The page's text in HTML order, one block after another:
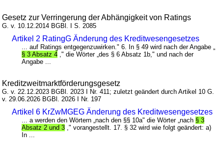
Gesetz zur Verringerung der Abhängigkeit von Ratings
G. v. 10.12.2014 BGBl. I S. 2085
Artikel 2 RatingG Änderung des Kreditwesengesetzes
... auf Ratings entgegenzuwirken." 6. In § 49 wird nach der Angabe „
§ 3 Absatz 4 ," die Wörter „des § 6 Absatz 1b," und nach der
Angabe ...
Kreditzweitmarktförderungsgesetz
G. v. 22.12.2023 BGBl. 2023 I Nr. 411; zuletzt geändert durch Artikel 10 G.
v. 29.06.2026 BGBl. 2026 I Nr. 197
Artikel 6 KrZwMGEG Änderung des Kreditwesengesetzes
... a werden den Wörtern „nach den §§ 10a" die Wörter „nach § 3
Absatz 2 und 3 ," vorangestellt. 17. § 32 wird wie folgt geändert: a)
In ...